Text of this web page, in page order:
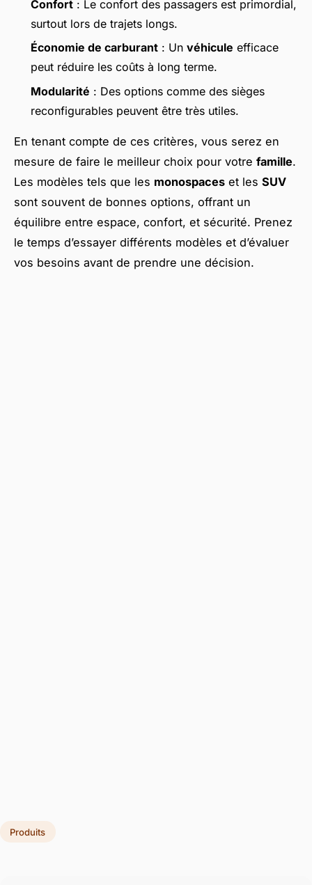
Confort : Le confort des passagers est primordial,
surtout lors de trajets longs.
Économie de carburant : Un véhicule efficace
peut réduire les coûts à long terme.
Modularité : Des options comme des sièges
reconfigurables peuvent être très utiles.
En tenant compte de ces critères, vous serez en
mesure de faire le meilleur choix pour votre famille.
Les modèles tels que les monospaces et les SUV
sont souvent de bonnes options, offrant un
équilibre entre espace, confort, et sécurité. Prenez
le temps d’essayer différents modèles et d’évaluer
vos besoins avant de prendre une décision.
Produits